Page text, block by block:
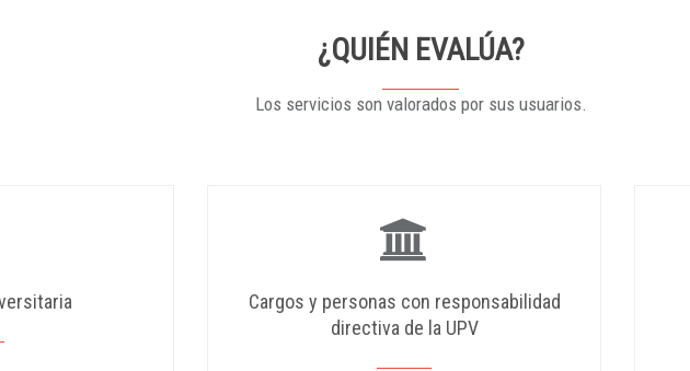
¿QUIÉN EVALÚA?
Los servicios son valorados por sus usuarios.
Cargos y personas con responsabilidad
directiva de la UPV